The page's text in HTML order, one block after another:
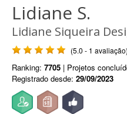
Lidiane S.
Lidiane Siqueira
(5.0 - 1 avaliação)
Ranking: 7705 | Projetos
Registrado desde: 29/09/2023